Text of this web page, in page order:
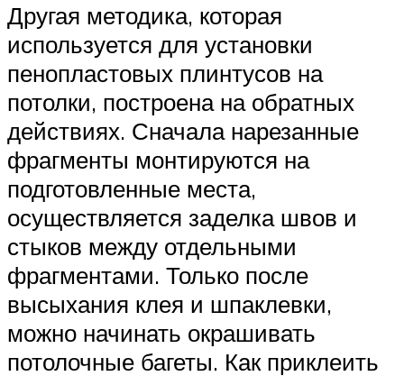
Другая методика, которая
используется для установки
пенопластовых плинтусов на
потолки, построена на обратных
действиях. Сначала нарезанные
фрагменты монтируются на
подготовленные места,
осуществляется заделка швов и
стыков между отдельными
фрагментами. Только после
высыхания клея и шпаклевки,
можно начинать окрашивать
потолочные багеты. Как приклеить